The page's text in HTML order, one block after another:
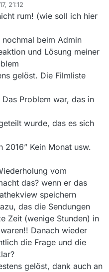
für Rares ( ZDF um 15.05
bares-fuer-rares
Zeit hauptsächlich
letzten Aprilwoche
landen natürlich nicht
von 2016!!!
mit meiner Frage?
mal genauer
21:12
rum! (wie soll ich hier
beim Admin
und Lösung meiner
gelöst. Die Filmliste
Problem war, das in
wurde, das es sich
2016” Kein Monat usw.
vom
das? wenn er das
speichern
das die Sendungen
Zeit (wenige Stunden) in
Danach wieder
die Frage und die
gelöst, dank auch an